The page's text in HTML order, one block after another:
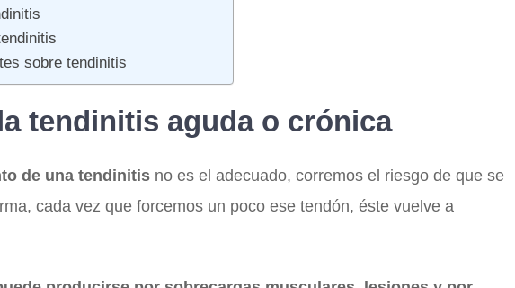
sobre tendinitis
tendinitis aguda o crónica
de una tendinitis no es el adecuado, corremos el riesgo de que se
cada vez que forcemos un poco ese tendón, éste vuelve a